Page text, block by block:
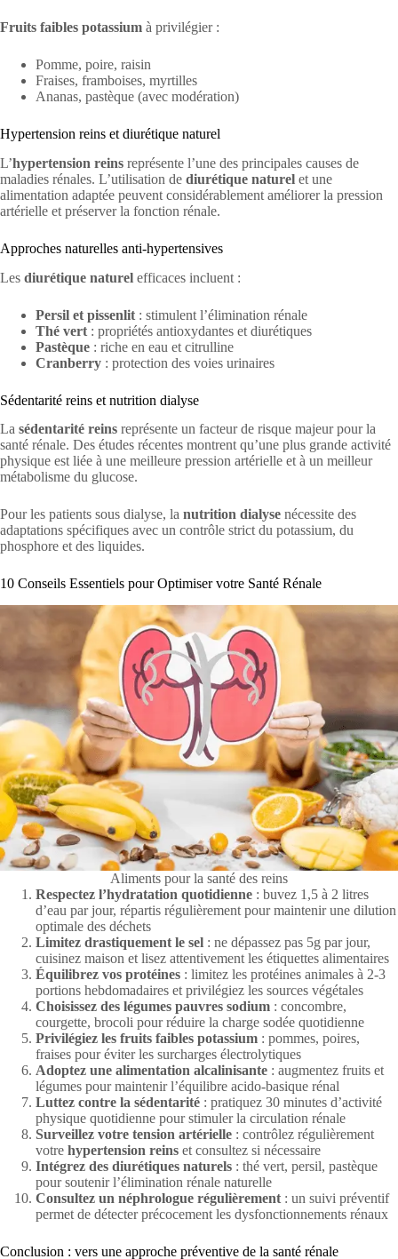
Fruits faibles potassium à privilégier :
Pomme, poire, raisin
Fraises, framboises, myrtilles
Ananas, pastèque (avec modération)
Hypertension reins et diurétique naturel
L’hypertension reins représente l’une des principales causes de
maladies rénales. L’utilisation de diurétique naturel et une
alimentation adaptée peuvent considérablement améliorer la pression
artérielle et préserver la fonction rénale.
Approches naturelles anti-hypertensives
Les diurétique naturel efficaces incluent :
Persil et pissenlit : stimulent l’élimination rénale
Thé vert : propriétés antioxydantes et diurétiques
Pastèque : riche en eau et citrulline
Cranberry : protection des voies urinaires
Sédentarité reins et nutrition dialyse
La sédentarité reins représente un facteur de risque majeur pour la
santé rénale. Des études récentes montrent qu’une plus grande activité
physique est liée à une meilleure pression artérielle et à un meilleur
métabolisme du glucose.
Pour les patients sous dialyse, la nutrition dialyse nécessite des
adaptations spécifiques avec un contrôle strict du potassium, du
phosphore et des liquides.
10 Conseils Essentiels pour Optimiser votre Santé Rénale
Aliments pour la santé des reins
Respectez l’hydratation quotidienne : buvez 1,5 à 2 litres
d’eau par jour, répartis régulièrement pour maintenir une dilution
optimale des déchets
Limitez drastiquement le sel : ne dépassez pas 5g par jour,
cuisinez maison et lisez attentivement les étiquettes alimentaires
Équilibrez vos protéines : limitez les protéines animales à 2-3
portions hebdomadaires et privilégiez les sources végétales
Choisissez des légumes pauvres sodium : concombre,
courgette, brocoli pour réduire la charge sodée quotidienne
Privilégiez les fruits faibles potassium : pommes, poires,
fraises pour éviter les surcharges électrolytiques
Adoptez une alimentation alcalinisante : augmentez fruits et
légumes pour maintenir l’équilibre acido-basique rénal
Luttez contre la sédentarité : pratiquez 30 minutes d’activité
physique quotidienne pour stimuler la circulation rénale
Surveillez votre tension artérielle : contrôlez régulièrement
votre hypertension reins et consultez si nécessaire
Intégrez des diurétiques naturels : thé vert, persil, pastèque
pour soutenir l’élimination rénale naturelle
Consultez un néphrologue régulièrement : un suivi préventif
permet de détecter précocement les dysfonctionnements rénaux
Conclusion : vers une approche préventive de la santé rénale